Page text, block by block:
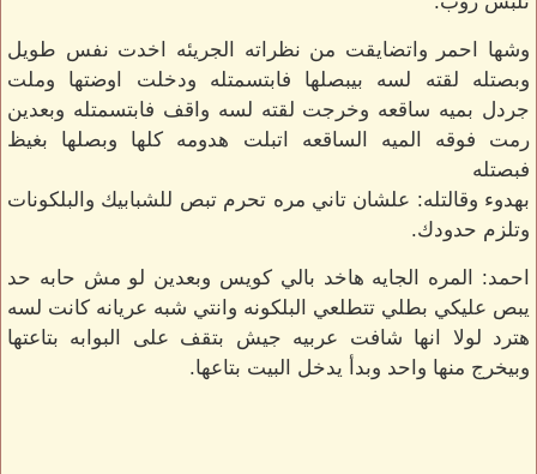
وشها احمر واتضايقت من نظراته الجريئه اخدت نفس طويل
وبصتله لقته لسه بيبصلها فابتسمتله ودخلت اوضتها وملت
جردل بميه ساقعه وخرجت لقته لسه واقف فابتسمتله وبعدين
رمت فوقه الميه الساقعه اتبلت هدومه كلها وبصلها بغيظ
فبصتله
بهدوء وقالتله: علشان تاني مره تحرم تبص للشبابيك والبلكونات
وتلزم حدودك.
احمد: المره الجايه هاخد بالي كويس وبعدين لو مش حابه حد
يبص عليكي بطلي تتطلعي البلكونه وانتي شبه عريانه كانت لسه
هترد لولا انها شافت عربيه جيش بتقف على البوابه بتاعتها
وبيخرج منها واحد وبدأ يدخل البيت بتاعها.